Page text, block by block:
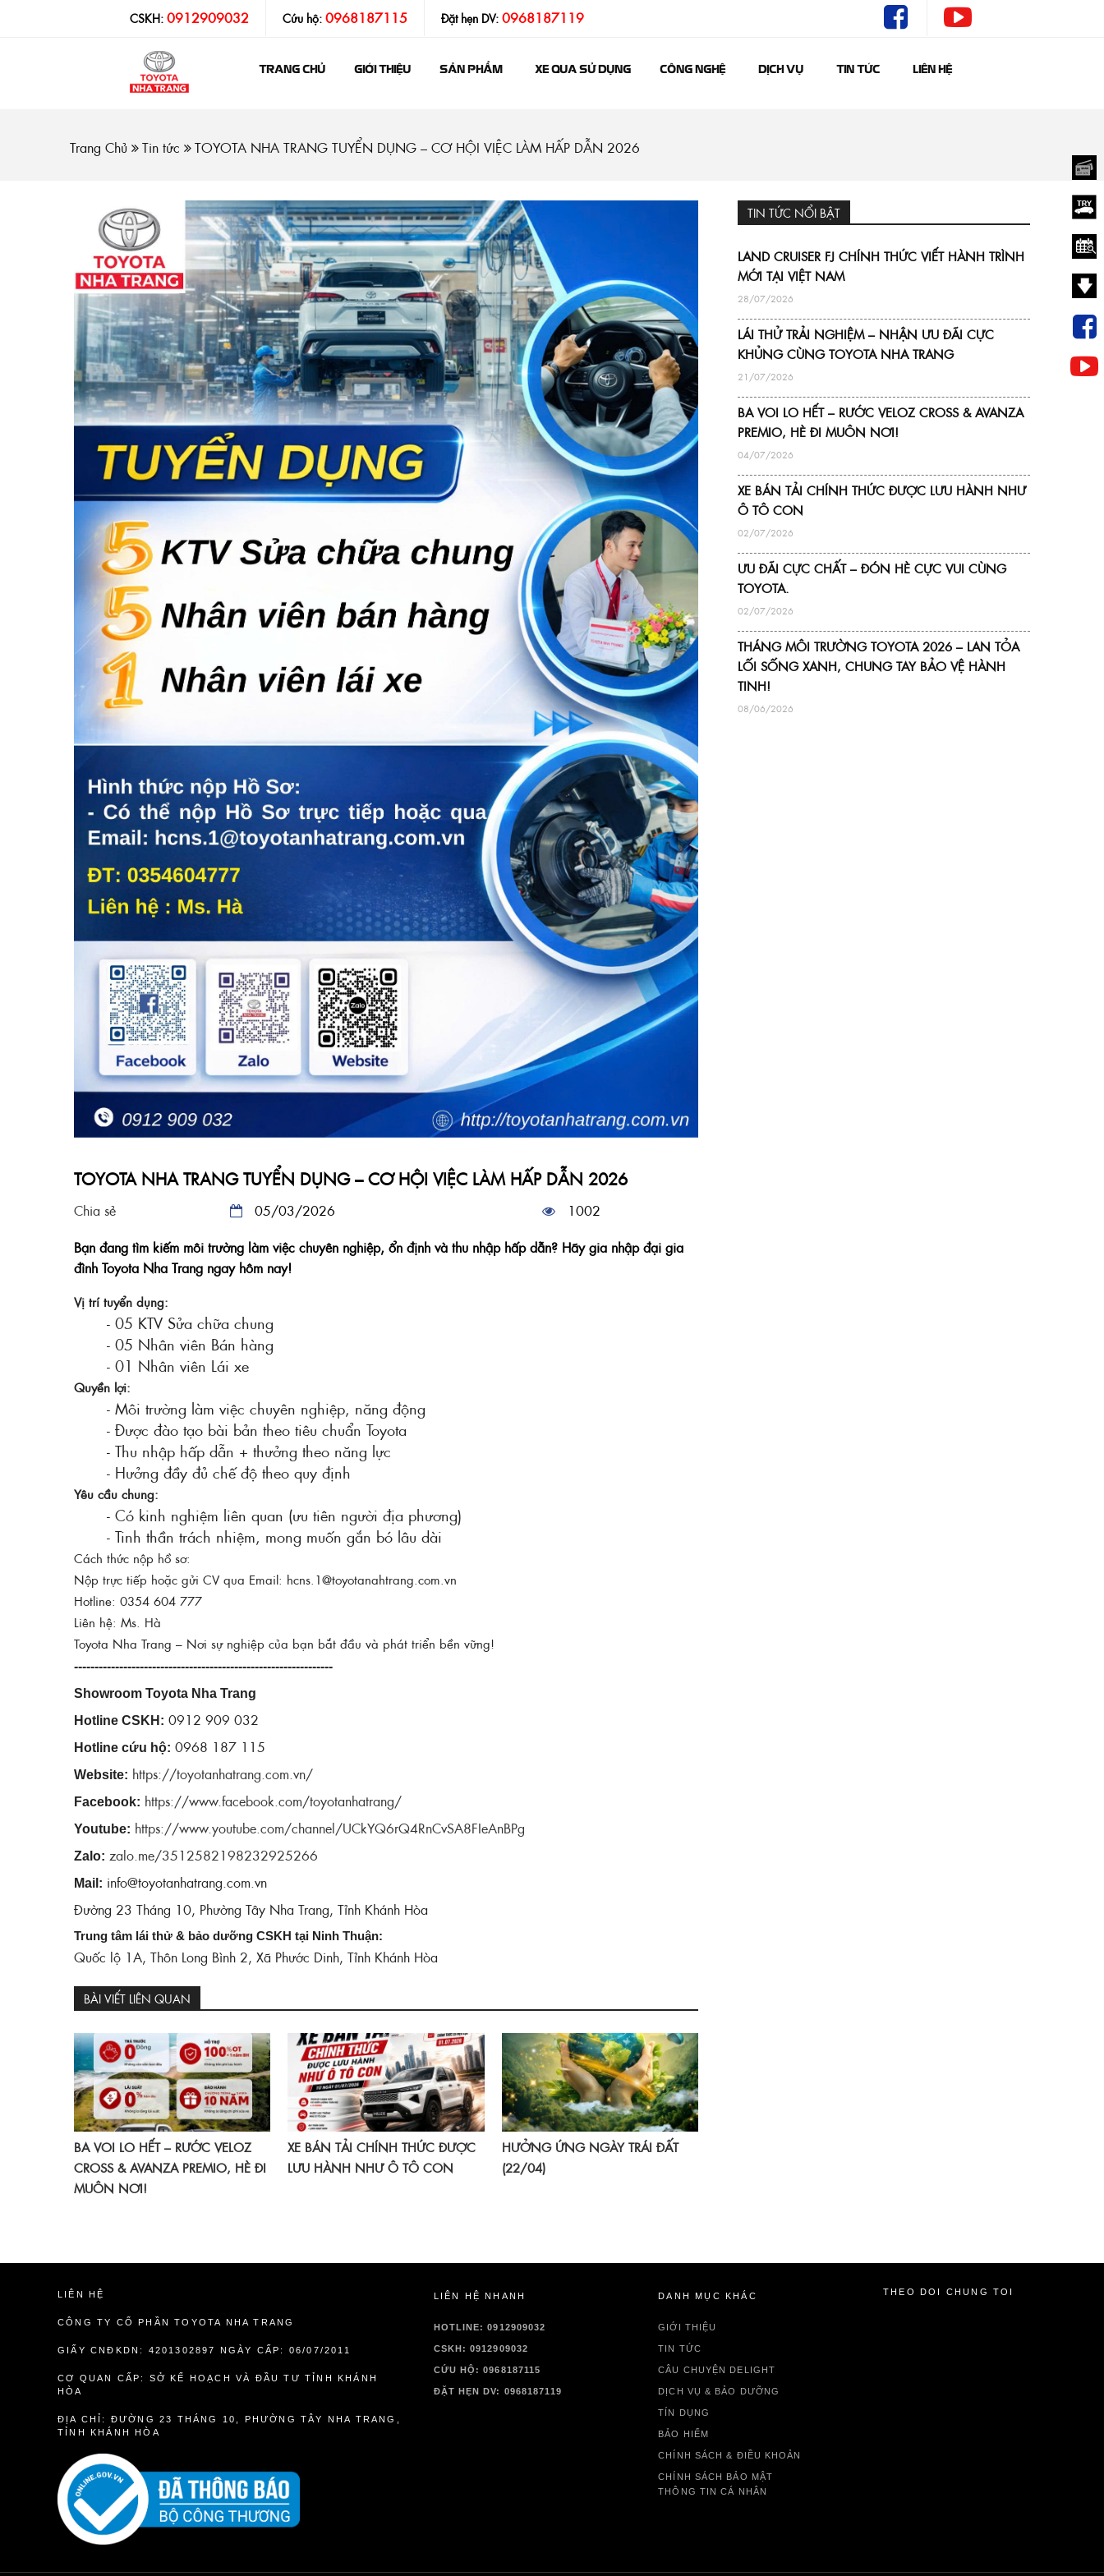
CSKH: 0912909032 Cứu hộ: 0968187115 Đặt hẹn DV: 0968187119
TRANG CHỦ GIỚI THIỆU SẢN PHẨM XE QUA SỬ DỤNG CÔNG NGHỆ DỊCH VỤ TIN TỨC LIÊN HỆ
Trang Chủ Tin tức TOYOTA NHA TRANG TUYỂN DỤNG – CƠ HỘI VIỆC LÀM HẤP DẪN 2026
TOYOTA NHA TRANG TUYỂN DỤNG – CƠ HỘI VIỆC LÀM HẤP DẪN 2026
Chia sẻ 05/03/2026 1002
Bạn đang tìm kiếm môi trường làm việc chuyên nghiệp, ổn định và thu nhập hấp dẫn? Hãy gia nhập đại gia
đình Toyota Nha Trang ngay hôm nay!
Vị trí tuyển dụng:
- 05 KTV Sửa chữa chung
- 05 Nhân viên Bán hàng
- 01 Nhân viên Lái xe
Quyền lợi:
- Môi trường làm việc chuyên nghiệp, năng động
- Được đào tạo bài bản theo tiêu chuẩn Toyota
- Thu nhập hấp dẫn + thưởng theo năng lực
- Hưởng đầy đủ chế độ theo quy định
Yêu cầu chung:
- Có kinh nghiệm liên quan (ưu tiên người địa phương)
- Tinh thần trách nhiệm, mong muốn gắn bó lâu dài
Cách thức nộp hồ sơ:
Nộp trực tiếp hoặc gửi CV qua Email: hcns.1@toyotanahtrang.com.vn
Hotline: 0354 604 777
Liên hệ: Ms. Hà
Toyota Nha Trang – Nơi sự nghiệp của bạn bắt đầu và phát triển bền vững!
---------------------------------------------------------------
Showroom Toyota Nha Trang
Hotline CSKH: 0912 909 032
Hotline cứu hộ: 0968 187 115
Website: https://toyotanhatrang.com.vn/
Facebook: https://www.facebook.com/toyotanhatrang/
Youtube: https://www.youtube.com/channel/UCkYQ6rQ4RnCvSA8FIeAnBPg
Zalo: zalo.me/3512582198232925266
Mail: info@toyotanhatrang.com.vn
Đường 23 Tháng 10, Phường Tây Nha Trang, Tỉnh Khánh Hòa
Trung tâm lái thử & bảo dưỡng CSKH tại Ninh Thuận:
Quốc lộ 1A, Thôn Long Bình 2, Xã Phước Dinh, Tỉnh Khánh Hòa
BÀI VIẾT LIÊN QUAN
BA VOI LO HẾT – RƯỚC VELOZ
CROSS & AVANZA PREMIO, HÈ ĐI
MUÔN NƠI!
XE BÁN TẢI CHÍNH THỨC ĐƯỢC
LƯU HÀNH NHƯ Ô TÔ CON
HƯỞNG ỨNG NGÀY TRÁI ĐẤT
(22/04)
TIN TỨC NỔI BẬT
LAND CRUISER FJ CHÍNH THỨC VIẾT HÀNH TRÌNH
MỚI TẠI VIỆT NAM
28/07/2026
LÁI THỬ TRẢI NGHIỆM – NHẬN ƯU ĐÃI CỰC
KHỦNG CÙNG TOYOTA NHA TRANG
21/07/2026
BA VOI LO HẾT – RƯỚC VELOZ CROSS & AVANZA
PREMIO, HÈ ĐI MUÔN NƠI!
04/07/2026
XE BÁN TẢI CHÍNH THỨC ĐƯỢC LƯU HÀNH NHƯ
Ô TÔ CON
02/07/2026
ƯU ĐÃI CỰC CHẤT – ĐÓN HÈ CỰC VUI CÙNG
TOYOTA.
02/07/2026
THÁNG MÔI TRƯỜNG TOYOTA 2026 – LAN TỎA
LỐI SỐNG XANH, CHUNG TAY BẢO VỆ HÀNH
TINH!
08/06/2026
LIÊN HỆ
CÔNG TY CỔ PHẦN TOYOTA NHA TRANG
GIẤY CNĐKDN: 4201302897 NGÀY CẤP: 06/07/2011
CƠ QUAN CẤP: SỞ KẾ HOẠCH VÀ ĐẦU TƯ TỈNH KHÁNH
HÒA
ĐỊA CHỈ: ĐƯỜNG 23 THÁNG 10, PHƯỜNG TÂY NHA TRANG,
TỈNH KHÁNH HÒA
LIÊN HỆ NHANH
HOTLINE: 0912909032
CSKH: 0912909032
CỨU HỘ: 0968187115
ĐẶT HẸN DV: 0968187119
DANH MỤC KHÁC
GIỚI THIỆU
TIN TỨC
CÂU CHUYỆN DELIGHT
DỊCH VỤ & BẢO DƯỠNG
TÍN DỤNG
BẢO HIỂM
CHÍNH SÁCH & ĐIỀU KHOẢN
CHÍNH SÁCH BẢO MẬT
THÔNG TIN CÁ NHÂN
THEO DÕI CHÚNG TÔI